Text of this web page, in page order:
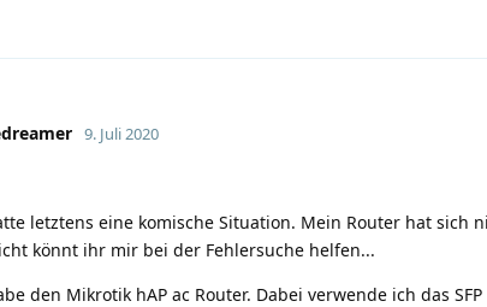
9. Juli 2020
letztens eine komische Situation. Mein Router hat sich
könnt ihr mir bei der Fehlersuche helfen...
den Mikrotik hAP ac Router. Dabei verwende ich das